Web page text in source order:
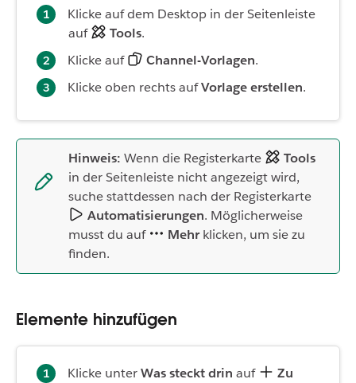
Klicke auf dem Desktop in der Seitenleiste
auf
Tools.
Klicke auf
Channel-Vorlagen.
Klicke oben rechts aufVorlage erstellen.
Hinweis: Wenn die Registerkarte
Tools
in der Seitenleiste nicht angezeigt wird,
suche stattdessen nach der Registerkarte
Automatisierungen. Möglicherweise
musst du auf
Mehr klicken, um sie zu
finden.
Elemente hinzufügen
Klicke unterWas steckt drin auf
Zu